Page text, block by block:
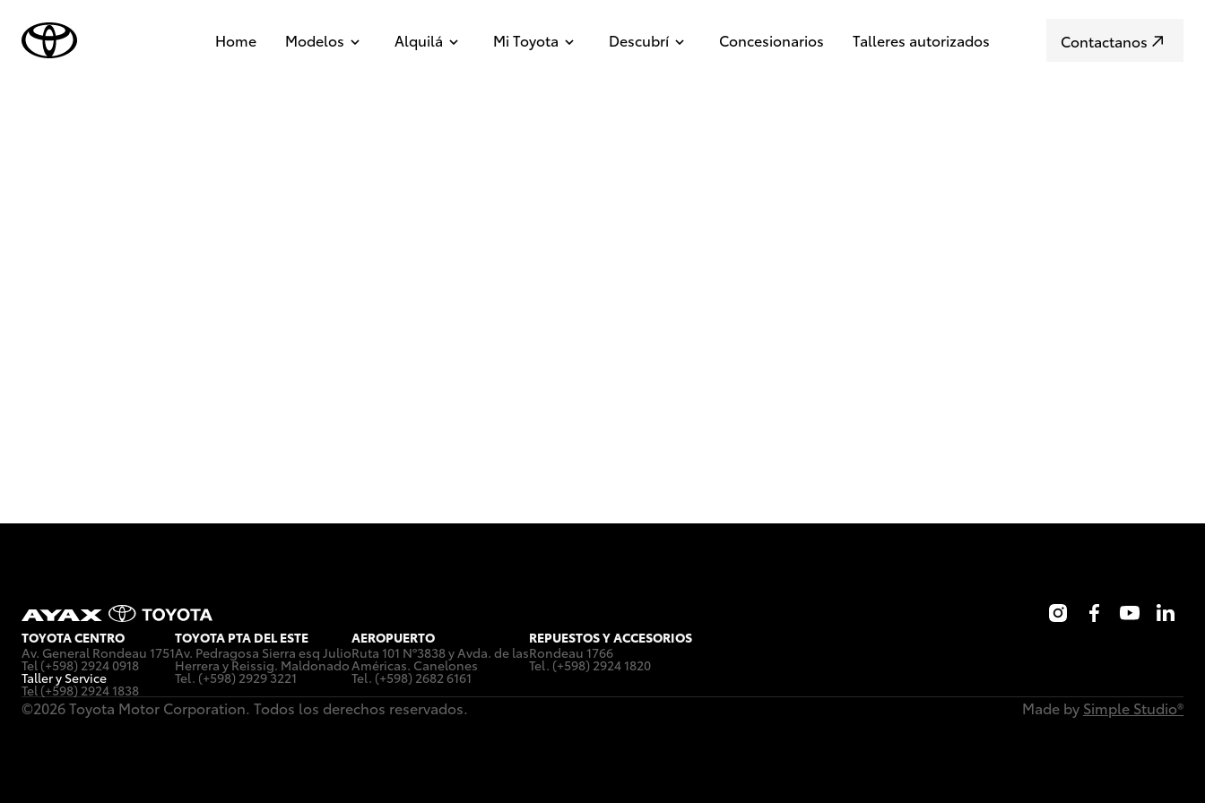
Home Modelos Alquilá Mi Toyota Descubrí Concesionarios Talleres autorizados Contactanos
TOYOTA CENTRO
Av. General Rondeau 1751
Tel (+598) 2924 0918
Taller y Service
Tel (+598) 2924 1838
TOYOTA PTA DEL ESTE
Av. Pedragosa Sierra esq Julio
Herrera y Reissig. Maldonado
Tel. (+598) 2929 3221
AEROPUERTO
Ruta 101 Nº3838 y Avda. de las
Américas. Canelones
Tel. (+598) 2682 6161
REPUESTOS Y ACCESORIOS
Rondeau 1766
Tel. (+598) 2924 1820
©2026 Toyota Motor Corporation. Todos los derechos reservados. Made by Simple Studio®